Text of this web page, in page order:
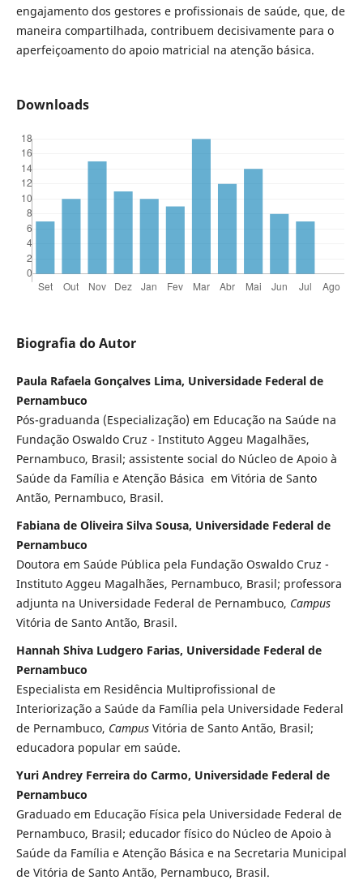
engajamento dos gestores e profissionais de saúde, que, de
maneira compartilhada, contribuem decisivamente para o
aperfeiçoamento do apoio matricial na atenção básica.
Downloads
Biografia do Autor
Paula Rafaela Gonçalves Lima, Universidade Federal de
Pernambuco
Pós-graduanda (Especialização) em Educação na Saúde na
Fundação Oswaldo Cruz - Instituto Aggeu Magalhães,
Pernambuco, Brasil; assistente social do Núcleo de Apoio à
Saúde da Família e Atenção Básica em Vitória de Santo
Antão, Pernambuco, Brasil.
Fabiana de Oliveira Silva Sousa, Universidade Federal de
Pernambuco
Doutora em Saúde Pública pela Fundação Oswaldo Cruz -
Instituto Aggeu Magalhães, Pernambuco, Brasil; professora
adjunta na Universidade Federal de Pernambuco, Campus
Vitória de Santo Antão, Brasil.
Hannah Shiva Ludgero Farias, Universidade Federal de
Pernambuco
Especialista em Residência Multiprofissional de
Interiorização a Saúde da Família pela Universidade Federal
de Pernambuco, CampusVitória de Santo Antão, Brasil;
educadora popular em saúde.
Yuri Andrey Ferreira do Carmo, Universidade Federal de
Pernambuco
Graduado em Educação Física pela Universidade Federal de
Pernambuco, Brasil; educador físico do Núcleo de Apoio à
Saúde da Família e Atenção Básica e na Secretaria Municipal
de Vitória de Santo Antão, Pernambuco, Brasil.